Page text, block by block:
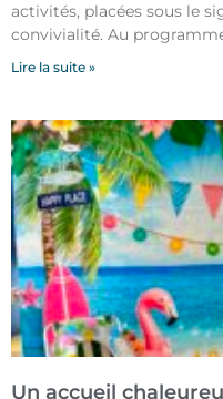
activités, placées sous le
convivialité. Au
Lire la suite »
Un accueil